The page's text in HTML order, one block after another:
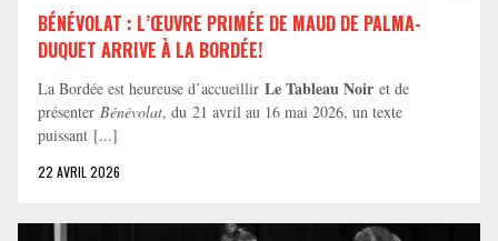
BÉNÉVOLAT : L’ŒUVRE PRIMÉE DE MAUD DE PALMA-
DUQUET ARRIVE À LA BORDÉE!
La Bordée est heureuse d’accueillir Le Tableau Noir et de
présenter Bénévolat, du 21 avril au 16 mai 2026, un texte
puissant [...]
22 AVRIL 2026